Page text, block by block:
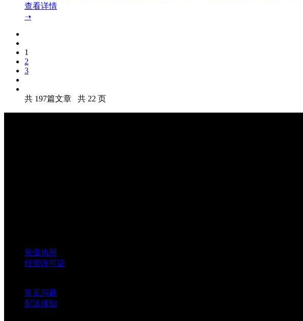
查看详情
➝
1
2
3
共 197篇文章 共 22 页
营业执照
经营许可证
常见问题
配送须知